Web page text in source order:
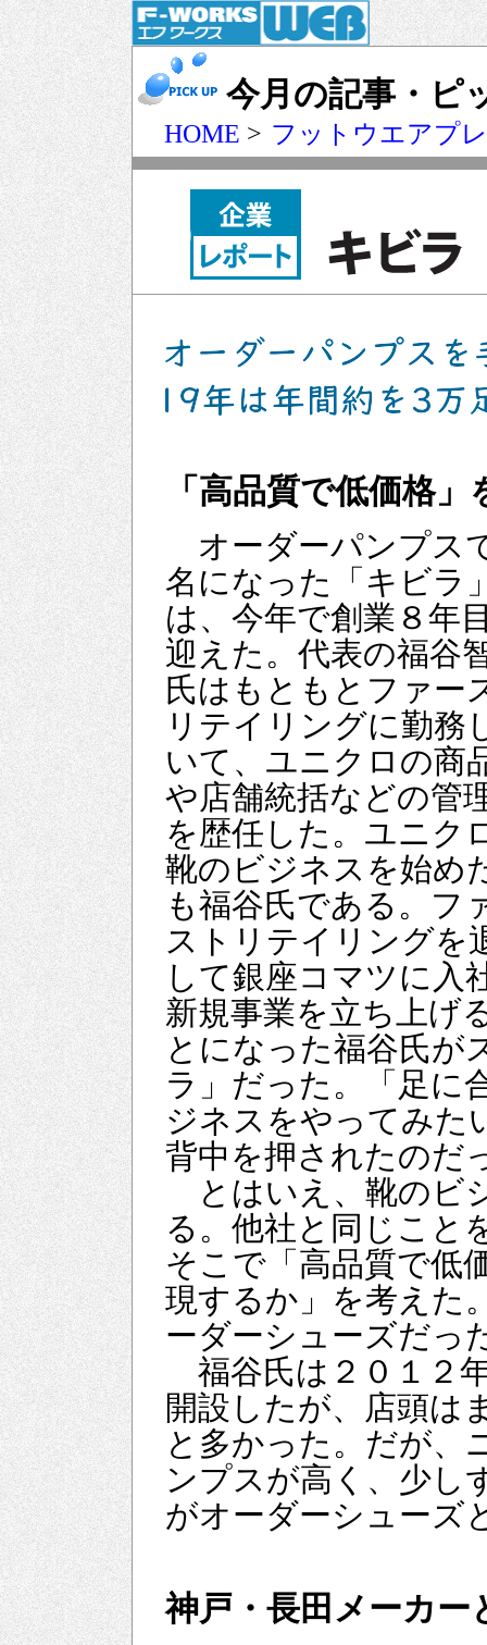
今月の記事・ピ
HOME > フットウエアプ
「高品質で低価格
オーダーパンプス
名になった「キビラ
は、今年で創業８年
迎えた。代表の福谷
氏はもともとファー
リテイリングに勤務
いて、ユニクロの商
や店舗統括などの管
を歴任した。ユニク
靴のビジネスを始め
も福谷氏である。フ
ストリテイリングを
して銀座コマツに入
新規事業を立ち上げ
とになった福谷氏が
ラ」だった。「足に
ジネスをやってみた
背中を押されたのだ
とはいえ、靴のビ
る。他社と同じこと
そこで「高品質で低
現するか」を考えた
ーダーシューズだっ
福谷氏は２０１２
開設したが、店頭は
と多かった。だが、
ンプスが高く、少し
がオーダーシューズ
神戸・長田メーカー